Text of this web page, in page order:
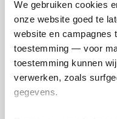
We gebruiken cookies
onze website goed te
website en
toestemming — voor
toestemming kunnen
verwerken, zoals
gegevens.
Ik wil
en betaal €0.75